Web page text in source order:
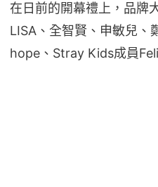
在日前的開幕禮上，品牌
LISA、全智賢、申敏兒、
hope、Stray Kids成員